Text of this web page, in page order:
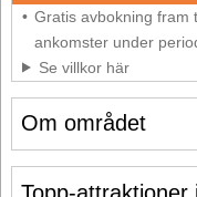
Om området
Gratis avbokning fram
ankomster under
Se villkor här